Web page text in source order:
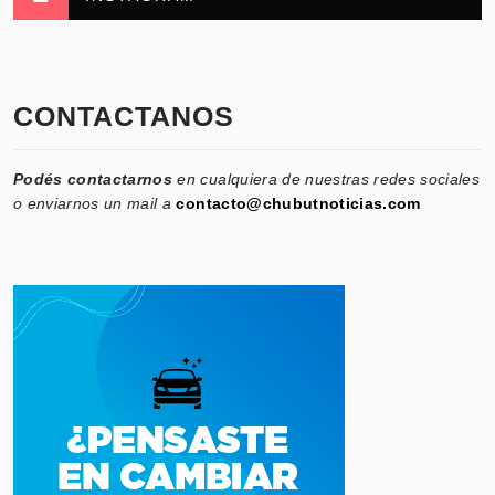
CONTACTANOS
Podés contactarnos en cualquiera de nuestras redes sociales
o enviarnos un mail acontacto@chubutnoticias.com